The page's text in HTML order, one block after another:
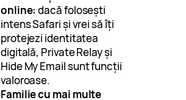
online: dacă folosești
intens Safari și vrei să îți
protejezi identitatea
digitală, Private Relay și
Hide My Email sunt funcții
valoroase.
Familie cu mai multe